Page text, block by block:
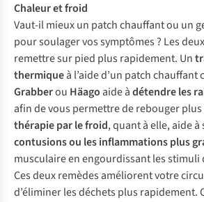
Chaleur et froid
Vaut-il mieux un patch chauffant ou un
pour soulager vos symptômes ? Les
remettre sur pied plus rapidement. Un
thermiqueà l’aide d’un patch chauffant
Grabberou Häago aide àdétendre les
afin de vous permettre de rebouger
thérapie par le froid, quant à elle, aide à
contusions ou les inflammations plus
musculaire en engourdissant les
Ces deux remèdes améliorent votre
d’éliminer les déchets plus rapidement.